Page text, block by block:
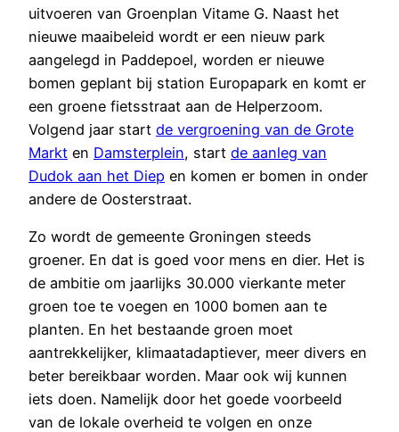
uitvoeren van Groenplan Vitame G. Naast het
nieuwe maaibeleid wordt er een nieuw park
aangelegd in Paddepoel, worden er nieuwe
bomen geplant bij station Europapark en komt er
een groene fietsstraat aan de Helperzoom.
Volgend jaar start de vergroening van de Grote
Markt en Damsterplein, start de aanleg van
Dudok aan het Diep en komen er bomen in onder
andere de Oosterstraat.
Zo wordt de gemeente Groningen steeds
groener. En dat is goed voor mens en dier. Het is
de ambitie om jaarlijks 30.000 vierkante meter
groen toe te voegen en 1000 bomen aan te
planten. En het bestaande groen moet
aantrekkelijker, klimaatadaptiever, meer divers en
beter bereikbaar worden. Maar ook wij kunnen
iets doen. Namelijk door het goede voorbeeld
van de lokale overheid te volgen en onze